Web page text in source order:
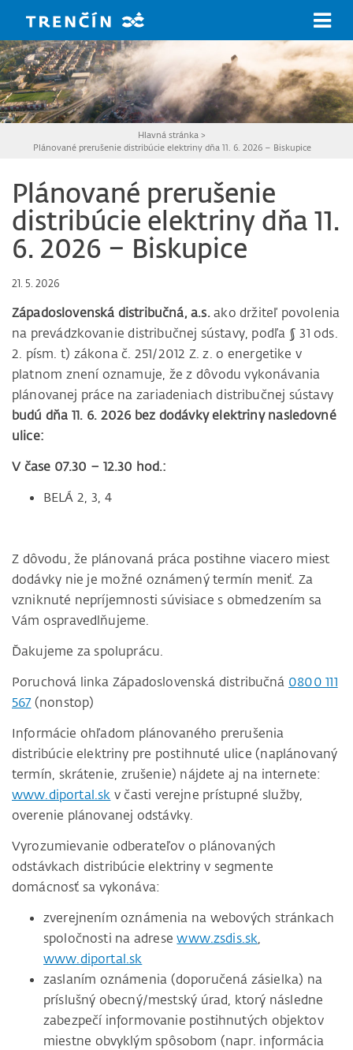
Hlavná stránka >
Plánované prerušenie distribúcie elektriny dňa 11. 6. 2026 – Biskupice
Plánované prerušenie
distribúcie elektriny dňa 11.
6. 2026 – Biskupice
21. 5. 2026
Západoslovenská distribučná, a.s.ako držiteľ povolenia
na prevádzkovanie distribučnej sústavy, podľa § 31 ods.
2. písm. t) zákona č. 251/2012 Z. z. o energetike v
platnom znení oznamuje, že z dôvodu vykonávania
plánovanej práce na zariadeniach distribučnej sústavy
budú dňa 11. 6. 2026 bez dodávky elektriny nasledovné
ulice:
V čase 07.30 – 12.30 hod.:
BELÁ 2, 3, 4
Z dôvodu, že plánovaná práca postihne viacero miest
dodávky nie je možné oznámený termín meniť. Za
vzniknuté nepríjemnosti súvisiace s obmedzením sa
Vám ospravedlňujeme.
Ďakujeme za spoluprácu.
Poruchová linka Západoslovenská distribučná 0800 111
567 (nonstop)
Informácie ohľadom plánovaného prerušenia
distribúcie elektriny pre postihnuté ulice (naplánovaný
termín, skrátenie, zrušenie) nájdete aj na internete:
www.diportal.sk v časti verejne prístupné služby,
overenie plánovanej odstávky.
Vyrozumievanie odberateľov o plánovaných
odstávkach distribúcie elektriny v segmente
domácnosť sa vykonáva:
zverejnením oznámenia na webových stránkach
spoločnosti na adresewww.zsdis.sk,
www.diportal.sk
zaslaním oznámenia (doporučená zásielka) na
príslušný obecný/mestský úrad, ktorý následne
zabezpečí informovanie postihnutých objektov
miestne obvyklým spôsobom (napr. informácia